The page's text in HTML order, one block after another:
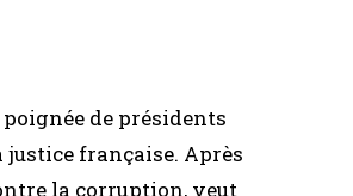
de présidents
justice française. Après
la corruption, veut